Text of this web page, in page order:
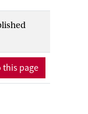
this page